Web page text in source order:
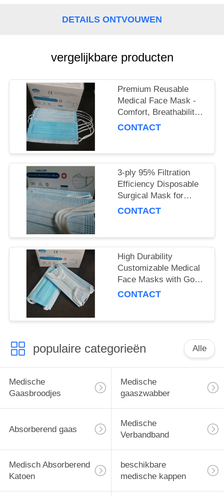
DETAILS ONTVOUWEN
vergelijkbare producten
Premium Reusable
Medical Face Mask -
Comfort, Breathability
& Reusability
CONTACT
3-ply 95% Filtration
Efficiency Disposable
Surgical Mask for
Adults, Polypropylene
CONTACT
High Durability
Customizable Medical
Face Masks with Good
Breathability
CONTACT
populaire categorieën Alle
Medische
Gaasbroodjes
Medische
gaaszwabber
Absorberend gaas
Medische
Verbandband
Medisch Absorberend
Katoen
beschikbare
medische kappen